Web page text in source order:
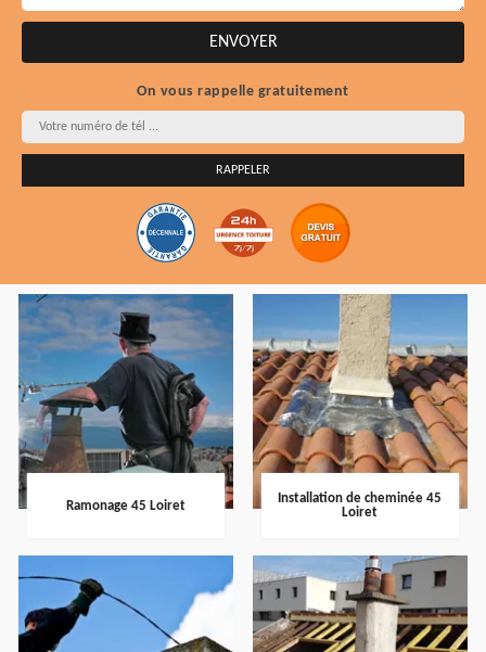
On vous rappelle gratuitement
Ramonage 45 Loiret
Installation de cheminée 45
Loiret